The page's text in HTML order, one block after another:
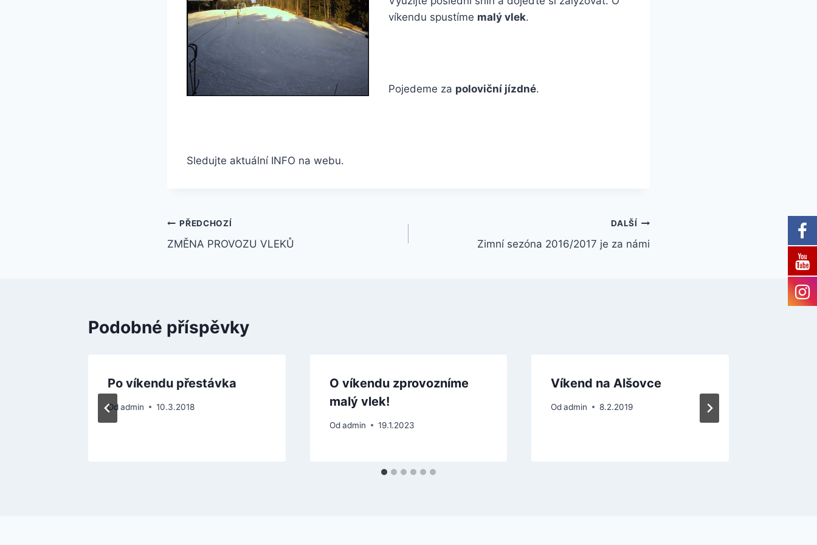
víkendu spustíme malý vlek.
Pojedeme za poloviční jízdné.
Sledujte aktuální INFO na webu.
Navigace
pro
PŘEDCHOZÍ
ZMĚNA PROVOZU VLEKŮ
DALŠÍ
Zimní sezóna 2016/2017 je za námi
Podobné příspěvky
Po víkendu přestávka
Odadmin 10.3.2018
O víkendu zprovozníme
malý vlek!
Od admin 19.1.2023
Víkend na Alšovce
Od admin 8.2.2019